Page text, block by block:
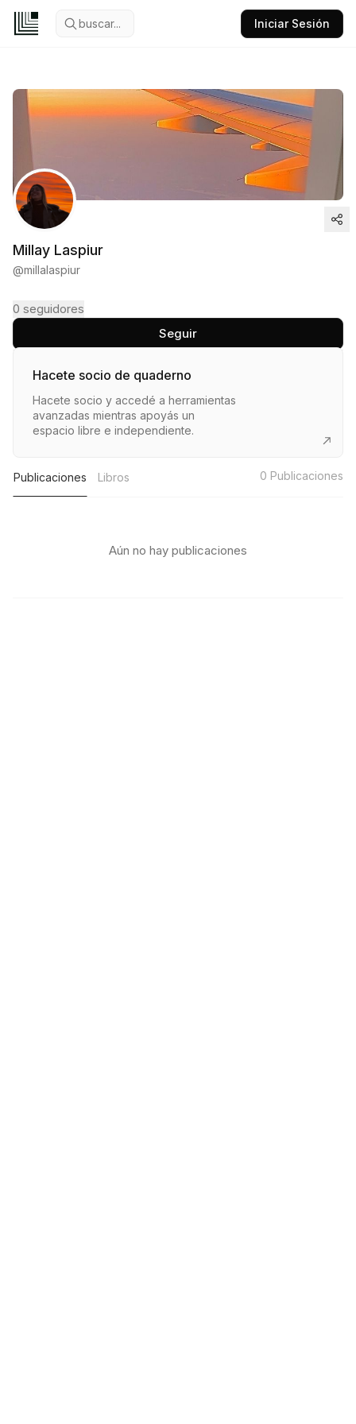
buscar... Iniciar Sesión
Millay Laspiur
@millalaspiur
0 seguidores
Seguir
Hacete socio de quaderno
Hacete socio y accedé a herramientas
avanzadas mientras apoyás un
espacio libre e independiente.
Publicaciones Libros 0 Publicaciones
Aún no hay publicaciones